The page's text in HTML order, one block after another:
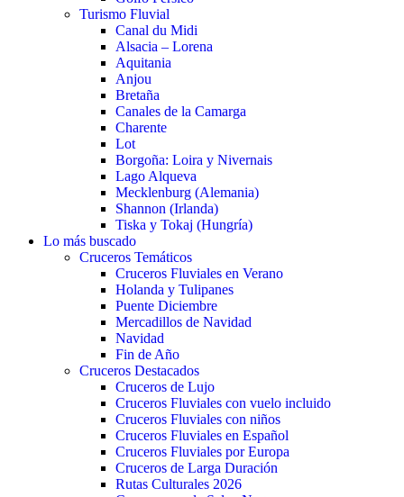
Turismo Fluvial
Canal du Midi
Alsacia – Lorena
Aquitania
Anjou
Bretaña
Canales de la Camarga
Charente
Lot
Borgoña: Loira y Nivernais
Lago Alqueva
Mecklenburg (Alemania)
Shannon (Irlanda)
Tiska y Tokaj (Hungría)
Lo más buscado
Cruceros Temáticos
Cruceros Fluviales en Verano
Holanda y Tulipanes
Puente Diciembre
Mercadillos de Navidad
Navidad
Fin de Año
Cruceros Destacados
Cruceros de Lujo
Cruceros Fluviales con vuelo incluido
Cruceros Fluviales con niños
Cruceros Fluviales en Español
Cruceros Fluviales por Europa
Cruceros de Larga Duración
Rutas Culturales 2026